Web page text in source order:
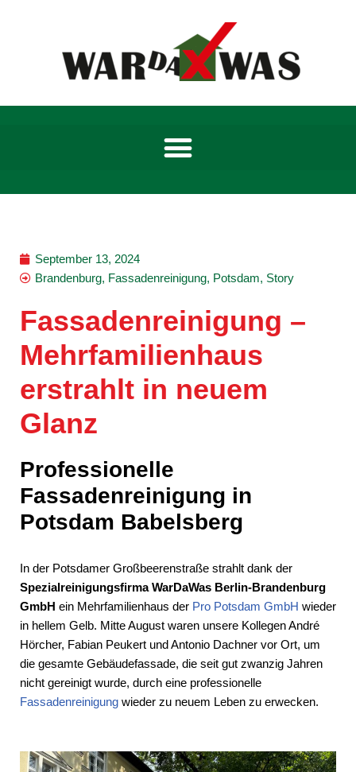
September 13, 2024
Brandenburg, Fassadenreinigung, Potsdam, Story
Fassadenreinigung –
Mehrfamilienhaus
erstrahlt in neuem
Glanz
Professionelle
Fassadenreinigung in
Potsdam Babelsberg
In der Potsdamer Großbeerenstraße strahlt dank der
Spezialreinigungsfirma WarDaWas Berlin-Brandenburg
GmbH ein Mehrfamilienhaus der Pro Potsdam GmbH wieder
in hellem Gelb. Mitte August waren unsere Kollegen André
Hörcher, Fabian Peukert und Antonio Dachner vor Ort, um
die gesamte Gebäudefassade, die seit gut zwanzig Jahren
nicht gereinigt wurde, durch eine professionelle
Fassadenreinigung wieder zu neuem Leben zu erwecken.